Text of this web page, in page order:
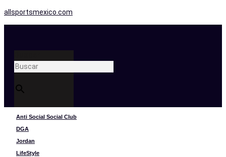
allsportsmexico.com
Anti Social Social Club
DGA
Jordan
LifeStyle